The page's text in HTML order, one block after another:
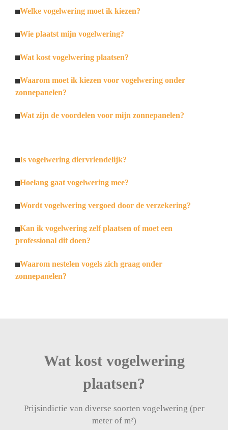
Welke vogelwering moet ik kiezen?
Wie plaatst mijn vogelwering?
Wat kost vogelwering plaatsen?
Waarom moet ik kiezen voor vogelwering onder
zonnepanelen?
Wat zijn de voordelen voor mijn zonnepanelen?
Is vogelwering diervriendelijk?
Hoelang gaat vogelwering mee?
Wordt vogelwering vergoed door de verzekering?
Kan ik vogelwering zelf plaatsen of moet een
professional dit doen?
Waarom nestelen vogels zich graag onder
zonnepanelen?
Wat kost vogelwering
plaatsen?
Prijsindictie van diverse soorten vogelwering (per
meter of m²)